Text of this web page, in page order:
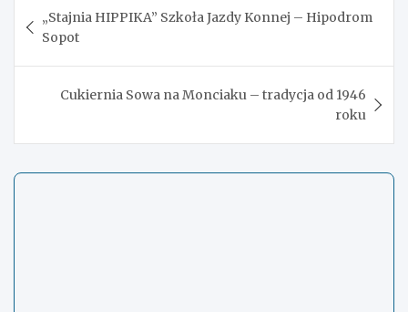
wpisu
„Stajnia HIPPIKA” Szkoła Jazdy Konnej – Hipodrom
Sopot
Cukiernia Sowa na Monciaku – tradycja od 1946
roku